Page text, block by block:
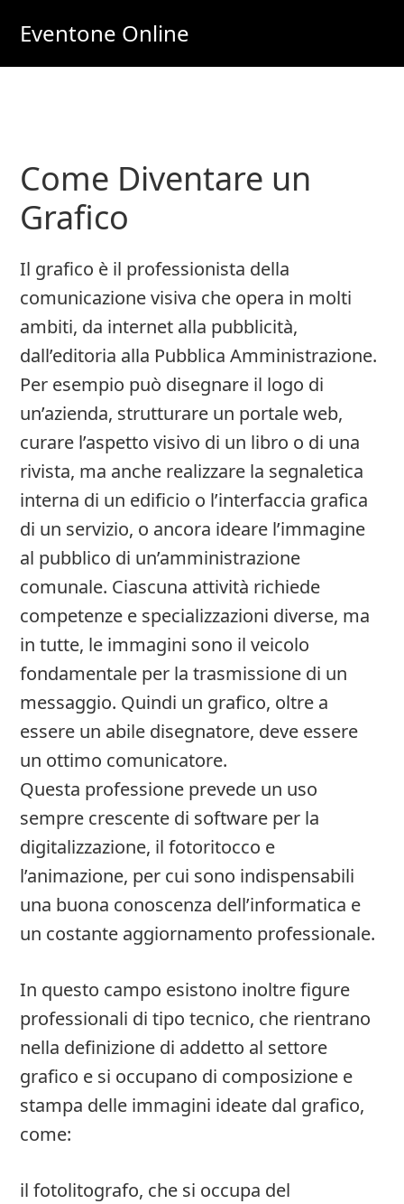
main
primary
Eventone Online
e
Soldi
Online
Come Diventare un
Grafico
Il grafico è il professionista della
comunicazione visiva che opera in molti
ambiti, da internet alla pubblicità,
dall’editoria alla Pubblica Amministrazione.
Per esempio può disegnare il logo di
un’azienda, strutturare un portale web,
curare l’aspetto visivo di un libro o di una
rivista, ma anche realizzare la segnaletica
interna di un edificio o l’interfaccia grafica
di un servizio, o ancora ideare l’immagine
al pubblico di un’amministrazione
comunale. Ciascuna attività richiede
competenze e specializzazioni diverse, ma
in tutte, le immagini sono il veicolo
fondamentale per la trasmissione di un
messaggio. Quindi un grafico, oltre a
essere un abile disegnatore, deve essere
un ottimo comunicatore.
Questa professione prevede un uso
sempre crescente di software per la
digitalizzazione, il fotoritocco e
l’animazione, per cui sono indispensabili
una buona conoscenza dell’informatica e
un costante aggiornamento professionale.
In questo campo esistono inoltre figure
professionali di tipo tecnico, che rientrano
nella definizione di addetto al settore
grafico e si occupano di composizione e
stampa delle immagini ideate dal grafico,
come:
il fotolitografo, che si occupa del